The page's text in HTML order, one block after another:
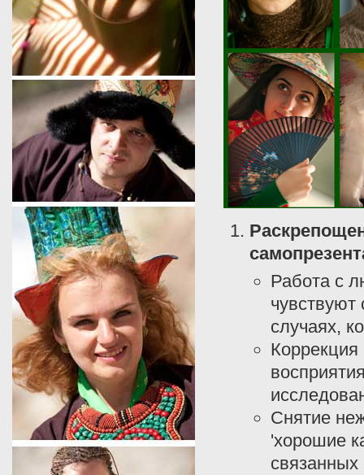
Работа с
случаях,
Коррекция
Снятие
'хорошие